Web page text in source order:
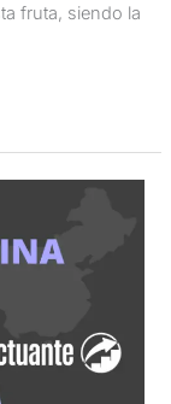
fruta, siendo la